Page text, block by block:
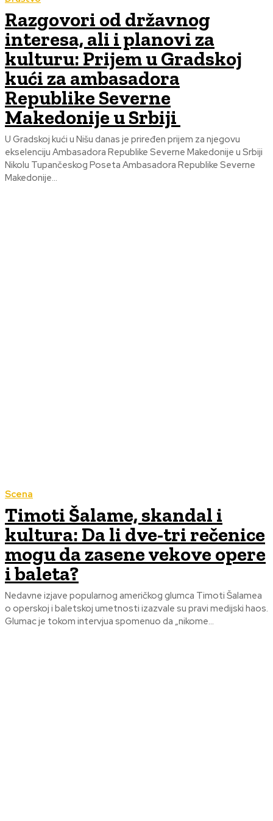
Razgovori od državnog
interesa, ali i planovi za
kulturu: Prijem u Gradskoj
kući za ambasadora
Republike Severne
Makedonije u Srbiji
U Gradskoj kući u Nišu danas je priređen prijem za njegovu
ekselenciju Ambasadora Republike Severne Makedonije u Srbiji
Nikolu Tupančeskog Poseta Ambasadora Republike Severne
Makedonije...
Scena
Timoti Šalame, skandal i
kultura: Da li dve-tri rečenice
mogu da zasene vekove opere
i baleta?
Nedavne izjave popularnog američkog glumca Timoti Šalamea
o operskoj i baletskoj umetnosti izazvale su pravi medijski haos.
Glumac je tokom intervjua spomenuo da „nikome...